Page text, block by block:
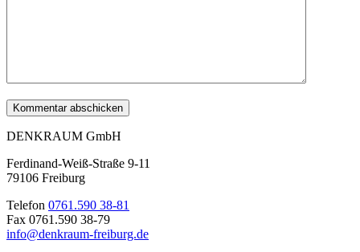
DENKRAUM GmbH
Ferdinand-Weiß-Straße 9-11
79106 Freiburg
Telefon 0761.590 38-81
Fax 0761.590 38-79
info@denkraum-freiburg.de